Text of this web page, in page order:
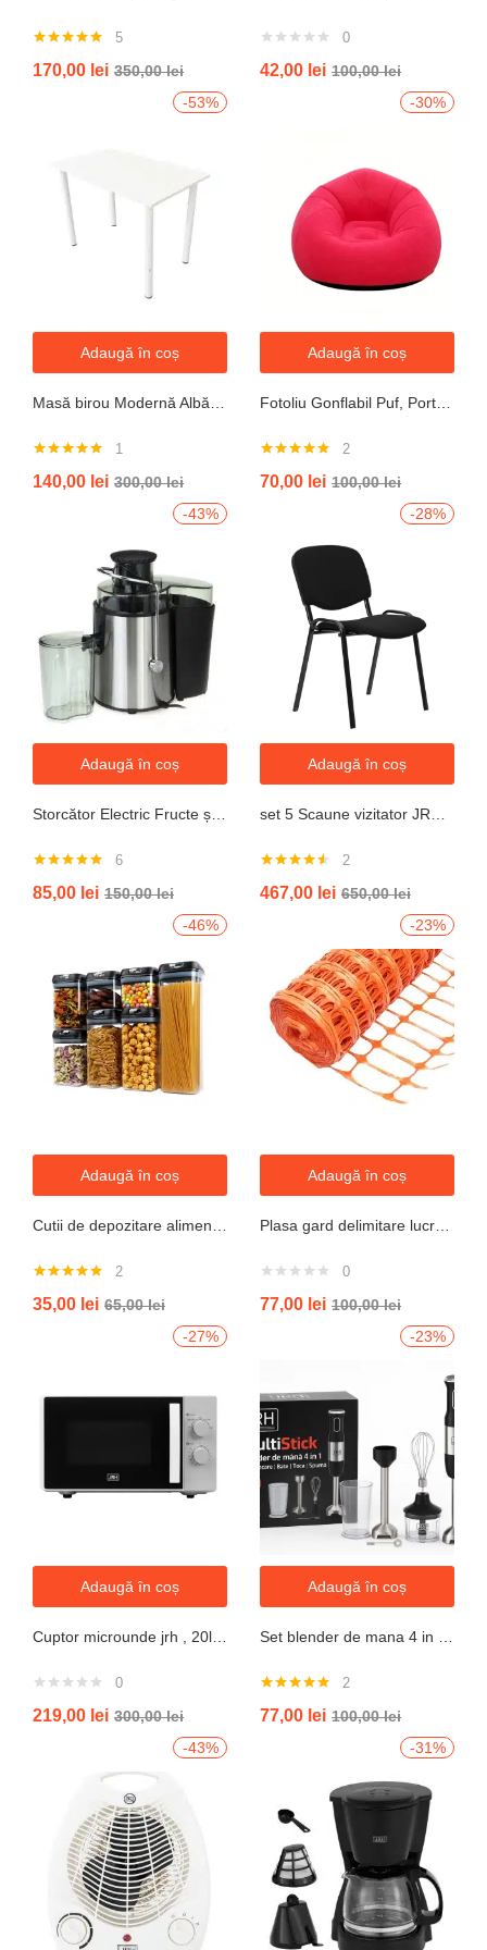
5.00din 5
5
170,00 lei 350,00lei
0
42,00 lei 100,00lei
-53%
Adaugă în coș
5.00din 5
1
140,00 lei 300,00lei
-30%
Adaugă în coș
5.00din 5
2
70,00 lei 100,00lei
-43%
Adaugă în coș
5.00din 5
6
85,00 lei 150,00lei
-28%
Adaugă în coș
4.50din 5
2
467,00 lei 650,00lei
-46%
Adaugă în coș
5.00din 5
2
35,00 lei 65,00lei
-23%
Adaugă în coș
0
77,00 lei 100,00lei
-27%
Adaugă în coș
0
219,00 lei 300,00lei
-23%
Adaugă în coș
5.00din 5
2
77,00 lei 100,00lei
-43%
-31%